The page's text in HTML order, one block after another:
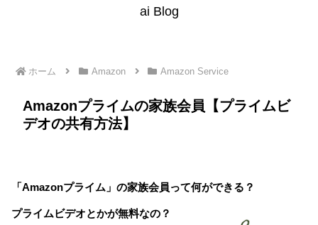
ai Blog
ホーム Amazon Amazon Service
Amazonプライムの家族会員【プライムビ
デオの共有方法】
「Amazonプライム」の家族会員って何ができる？
プライムビデオとかが無料なの？